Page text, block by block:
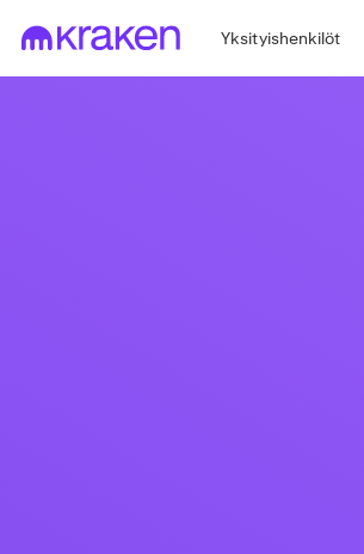
Yksityishenkilöt